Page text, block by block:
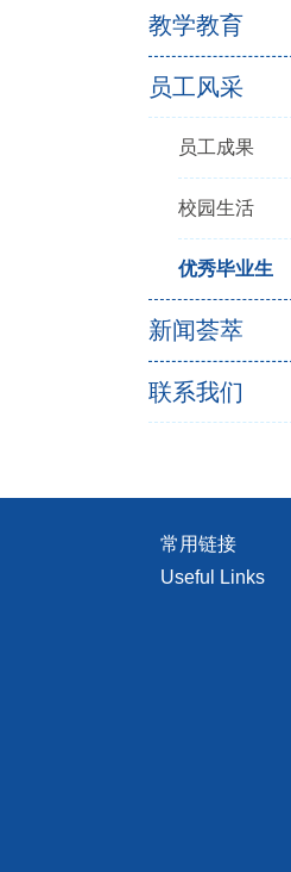
教学教育
员工风采
员工成果
校园生活
优秀毕业生
新闻荟萃
联系我们
常用链接
Useful Links